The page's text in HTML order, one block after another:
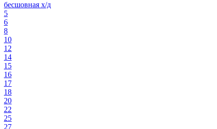
бесшовная х/д
5
6
8
10
12
14
15
16
17
18
20
22
25
27